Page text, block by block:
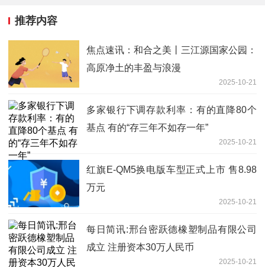
推荐内容
焦点速讯：和合之美丨三江源国家公园：
高原净土的丰盈与浪漫
2025-10-21
多家银行下调存款利率：有的直降80个
基点 有的“存三年不如存一年”
2025-10-21
红旗E-QM5换电版车型正式上市 售8.98
万元
2025-10-21
每日简讯:邢台密跃德橡塑制品有限公司
成立 注册资本30万人民币
2025-10-21